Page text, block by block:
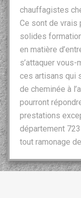
chauffagistes
Ce sont de vrais
solides
en matière
s’attaquer
ces artisans qui
de cheminée à
pourront
prestations
département
tout ramonage